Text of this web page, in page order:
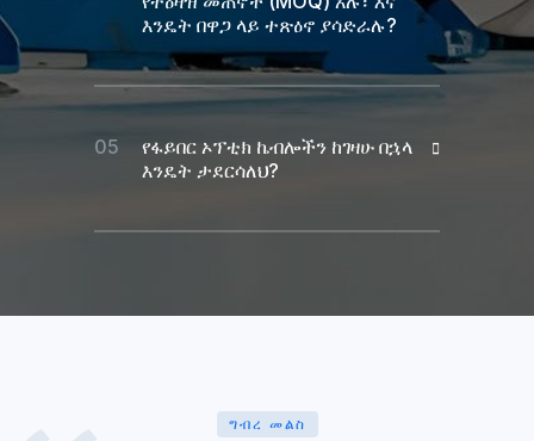
እንዴት በዋጋ ላይ ተጽዕኖ ያሳድራሉ?
የፋይበር ኦፕቲክ ኬብሎችን ከገዛሁ በኋላ
እንዴት ታደርሳለህ?
ግብረ መልስ